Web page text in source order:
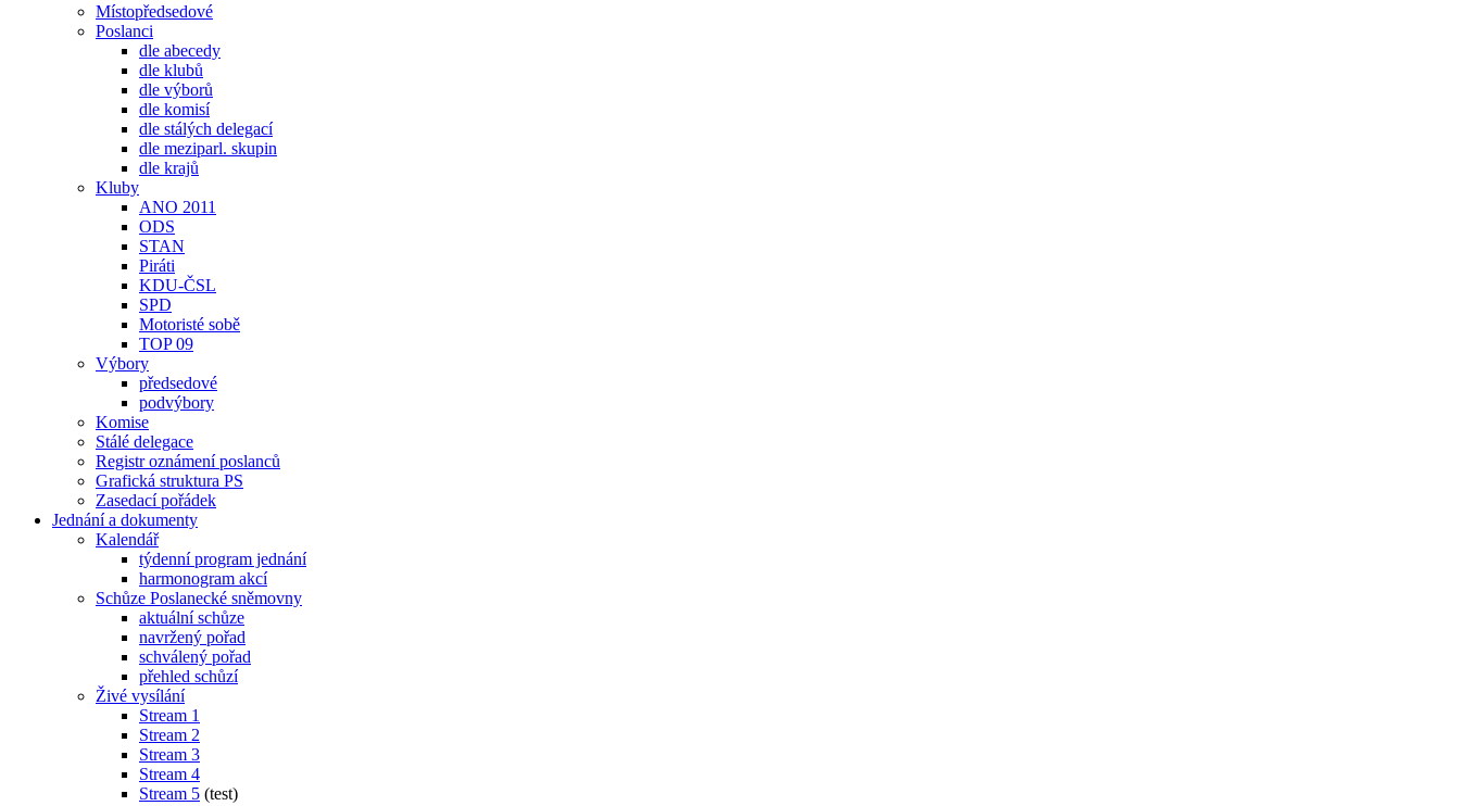
Místopředsedové
Poslanci
dle abecedy
dle klubů
dle výborů
dle komisí
dle stálých delegací
dle meziparl. skupin
dle krajů
Kluby
ANO 2011
ODS
STAN
Piráti
KDU-ČSL
SPD
Motoristé sobě
TOP 09
Výbory
předsedové
podvýbory
Komise
Stálé delegace
Registr oznámení poslanců
Grafická struktura PS
Zasedací pořádek
Jednání a dokumenty
Kalendář
týdenní program jednání
harmonogram akcí
Schůze Poslanecké sněmovny
aktuální schůze
navržený pořad
schválený pořad
přehled schůzí
Živé vysílání
Stream 1
Stream 2
Stream 3
Stream 4
Stream 5 (test)